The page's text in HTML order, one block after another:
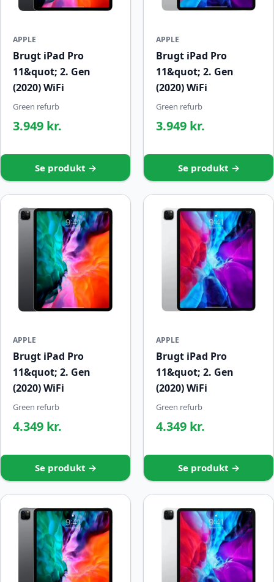
APPLE
Brugt iPad Pro
11&quot; 2. Gen
(2020) WiFi
Green refurb
3.949 kr.
Se produkt →
APPLE
Brugt iPad Pro
11&quot; 2. Gen
(2020) WiFi
Green refurb
3.949 kr.
Se produkt →
APPLE
Brugt iPad Pro
11&quot; 2. Gen
(2020) WiFi
Green refurb
4.349 kr.
Se produkt →
APPLE
Brugt iPad Pro
11&quot; 2. Gen
(2020) WiFi
Green refurb
4.349 kr.
Se produkt →